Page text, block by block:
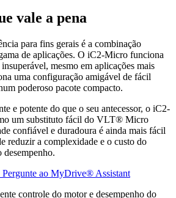
vale a pena
para fins gerais é a combinação
de aplicações. O iC2-Micro funciona
mesmo em aplicações mais
uma configuração amigável de fácil
poderoso pacote compacto.
e potente do que o seu antecessor, o iC2-
um substituto fácil do VLT® Micro
confiável e duradoura é ainda mais fácil
reduzir a complexidade e o custo do
desempenho.
Pergunte ao MyDrive® Assistant
controle do motor e desempenho do